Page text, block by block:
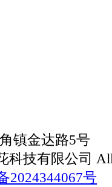
镇金达路5号
科技有限公司
2024344067号